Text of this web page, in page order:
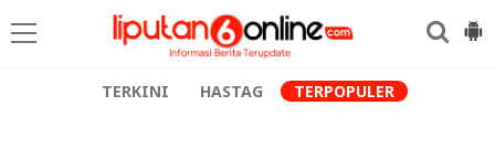
TERKINI HASTAG TERPOPULER